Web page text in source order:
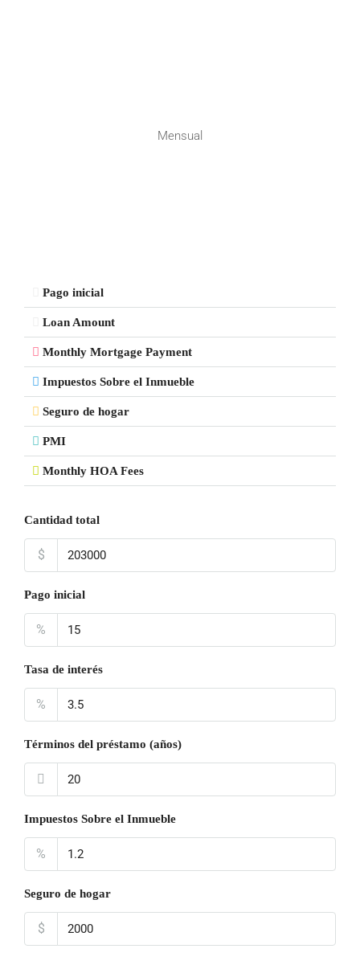
Mensual
Pago inicial
Loan Amount
Monthly Mortgage Payment
Impuestos Sobre el Inmueble
Seguro de hogar
PMI
Monthly HOA Fees
Cantidad total
$
Pago inicial
%
Tasa de interés
%
Términos del préstamo (años)
Impuestos Sobre el Inmueble
%
Seguro de hogar
$